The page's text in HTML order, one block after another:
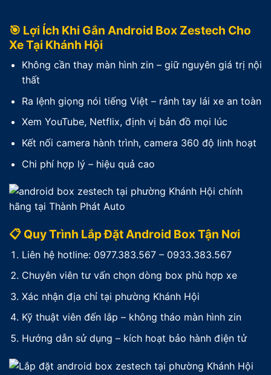
🎯 Lợi Ích Khi Gắn Android Box Zestech Cho
Xe Tại Khánh Hội
Không cần thay màn hình zin – giữ nguyên giá trị nội
thất
Ra lệnh giọng nói tiếng Việt – rảnh tay lái xe an toàn
Xem YouTube, Netflix, định vị bản đồ mọi lúc
Kết nối camera hành trình, camera 360 độ linh hoạt
Chi phí hợp lý – hiệu quả cao
📋 Quy Trình Lắp Đặt Android Box Tận Nơi
Liên hệ hotline: 0977.383.567 – 0933.383.567
Chuyên viên tư vấn chọn dòng box phù hợp xe
Xác nhận địa chỉ tại phường Khánh Hội
Kỹ thuật viên đến lắp – không tháo màn hình zin
Hướng dẫn sử dụng – kích hoạt bảo hành điện tử